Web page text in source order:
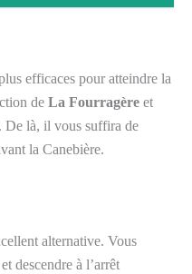
efficaces pour atteindre la
de La Fourragère et
. De là, il vous suffira de
la Canebière.
alternative. Vous
et descendre à l’arrêt